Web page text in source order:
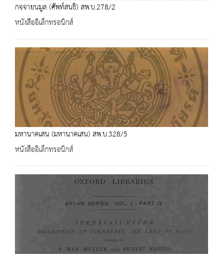
กจฺจายนมูล (ศัพท์สนธิ) สพ.บ.278/2
หนังสืออิเล็กทรอนิกส์
มหานาคเสน (มหานาคเสน) สพ.บ.328/5
หนังสืออิเล็กทรอนิกส์